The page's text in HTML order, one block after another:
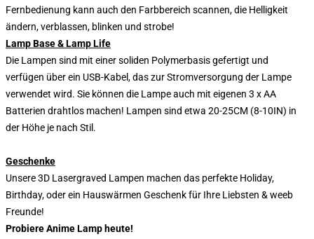
Fernbedienung kann auch den Farbbereich scannen, die Helligkeit
ändern, verblassen, blinken und strobe!
Lamp Base & Lamp Life
Die Lampen sind mit einer soliden Polymerbasis gefertigt und
verfügen über ein USB-Kabel, das zur Stromversorgung der Lampe
verwendet wird. Sie können die Lampe auch mit eigenen 3 x AA
Batterien drahtlos machen! Lampen sind etwa 20-25CM (8-10IN) in
der Höhe je nach Stil.
Geschenke
Unsere 3D Lasergraved Lampen machen das perfekte Holiday,
Birthday, oder ein Hauswärmen Geschenk für Ihre Liebsten & weeb
Freunde!
Probiere Anime Lamp heute!